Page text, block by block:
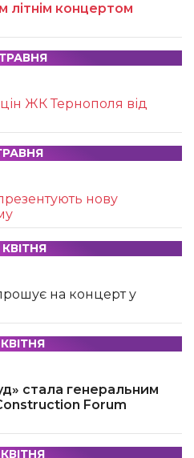
літнім концертом
ЖК Тернополя від
нову
на концерт у
КВІТНЯ
стала генеральним
Forum
КВІТНЯ